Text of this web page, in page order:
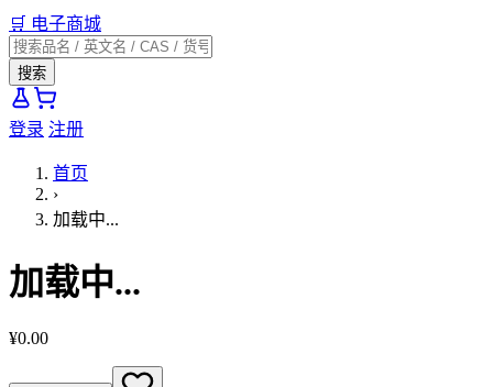
🛒 电子商城
搜索
登录 注册
首页
›
加载中...
加载中...
¥0.00